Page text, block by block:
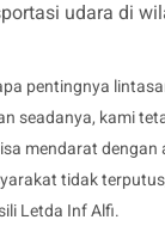
udara di
pentingnya
seadanya, kami
mendarat dengan
tidak
Letda Inf Alfi.